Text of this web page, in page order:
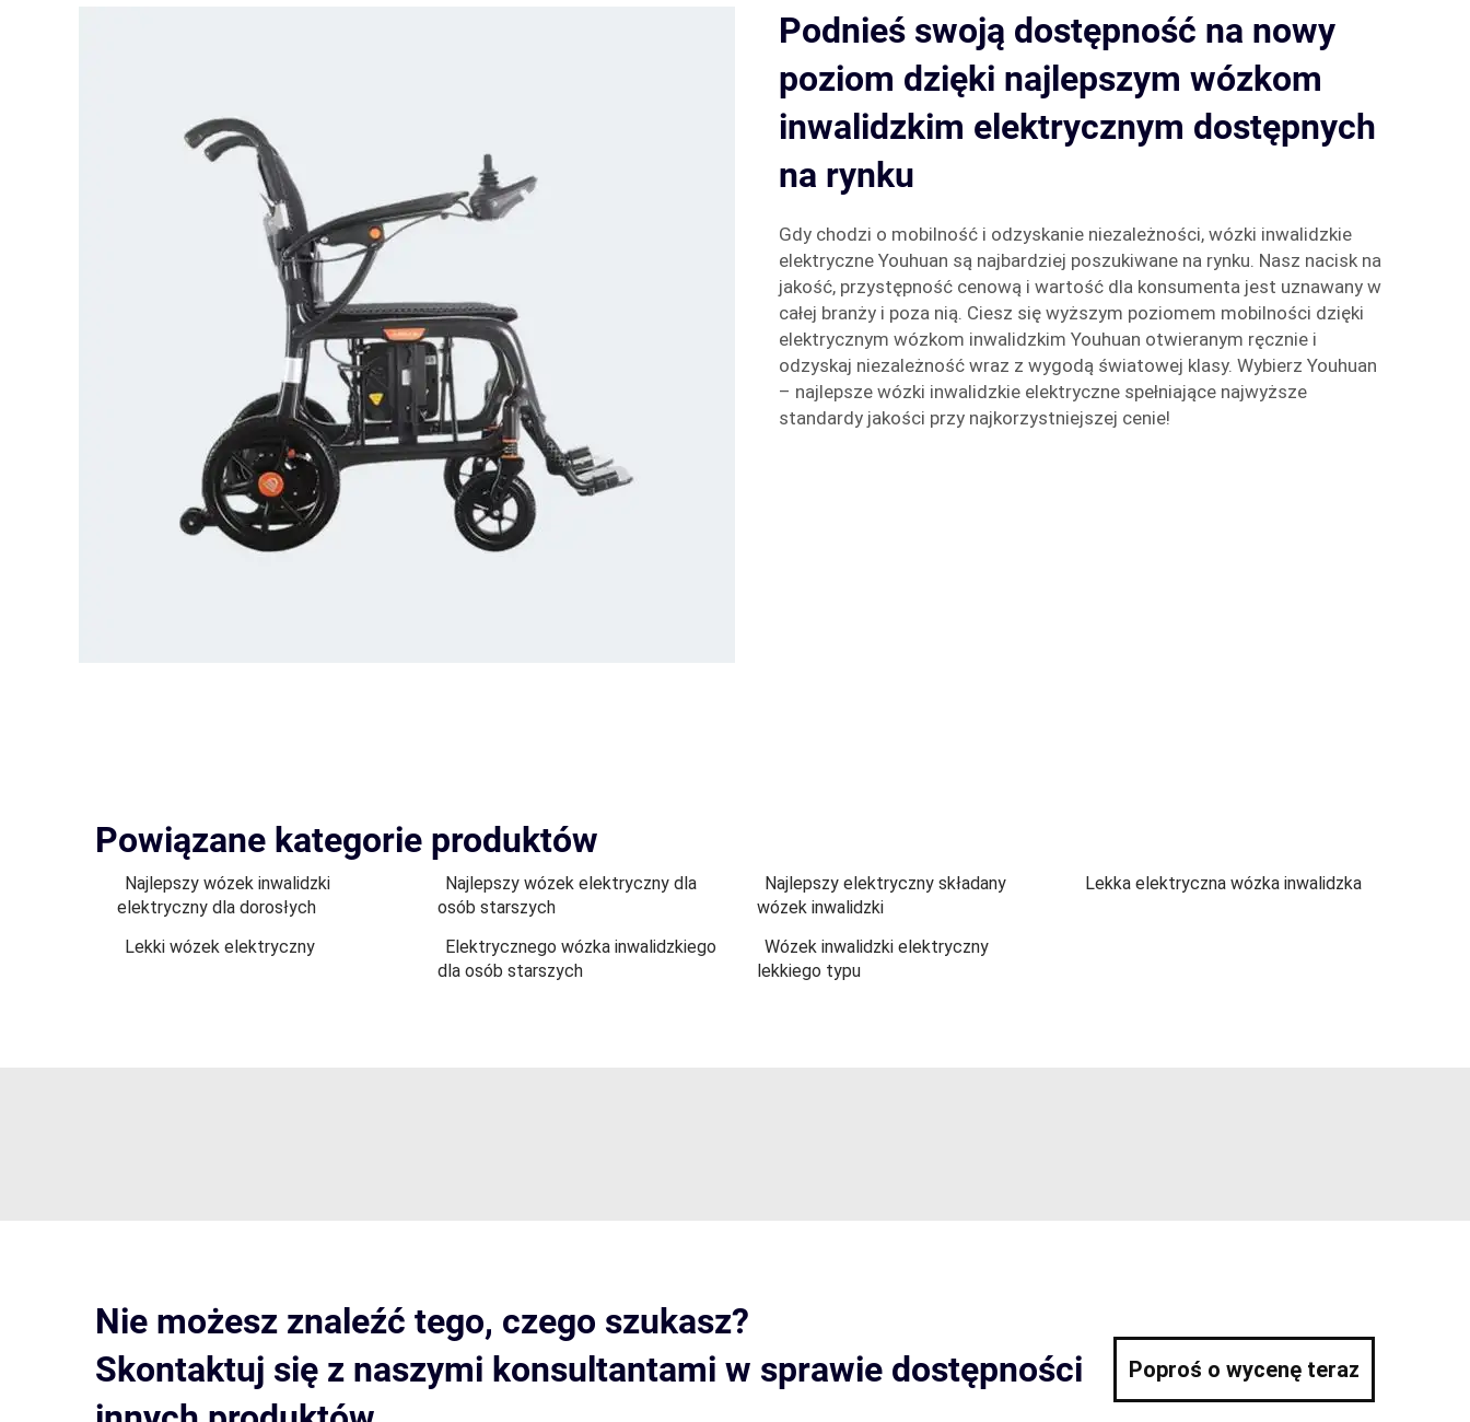
Podnieś swoją dostępność na nowy
poziom dzięki najlepszym wózkom
inwalidzkim elektrycznym dostępnych
na rynku
Gdy chodzi o mobilność i odzyskanie niezależności, wózki inwalidzkie
elektryczne Youhuan są najbardziej poszukiwane na rynku. Nasz nacisk na
jakość, przystępność cenową i wartość dla konsumenta jest uznawany w
całej branży i poza nią. Ciesz się wyższym poziomem mobilności dzięki
elektrycznym wózkom inwalidzkim Youhuan otwieranym ręcznie i
odzyskaj niezależność wraz z wygodą światowej klasy. Wybierz Youhuan
– najlepsze wózki inwalidzkie elektryczne spełniające najwyższe
standardy jakości przy najkorzystniejszej cenie!
Powiązane kategorie produktów
Najlepszy wózek inwalidzki
elektryczny dla dorosłych
Najlepszy wózek elektryczny dla
osób starszych
Najlepszy elektryczny składany
wózek inwalidzki
Lekka elektryczna wózka inwalidzka
Lekki wózek elektryczny
Elektrycznego wózka inwalidzkiego
dla osób starszych
Wózek inwalidzki elektryczny
lekkiego typu
Nie możesz znaleźć tego, czego szukasz?
Skontaktuj się z naszymi konsultantami w sprawie dostępności
Poproś o wycenę teraz